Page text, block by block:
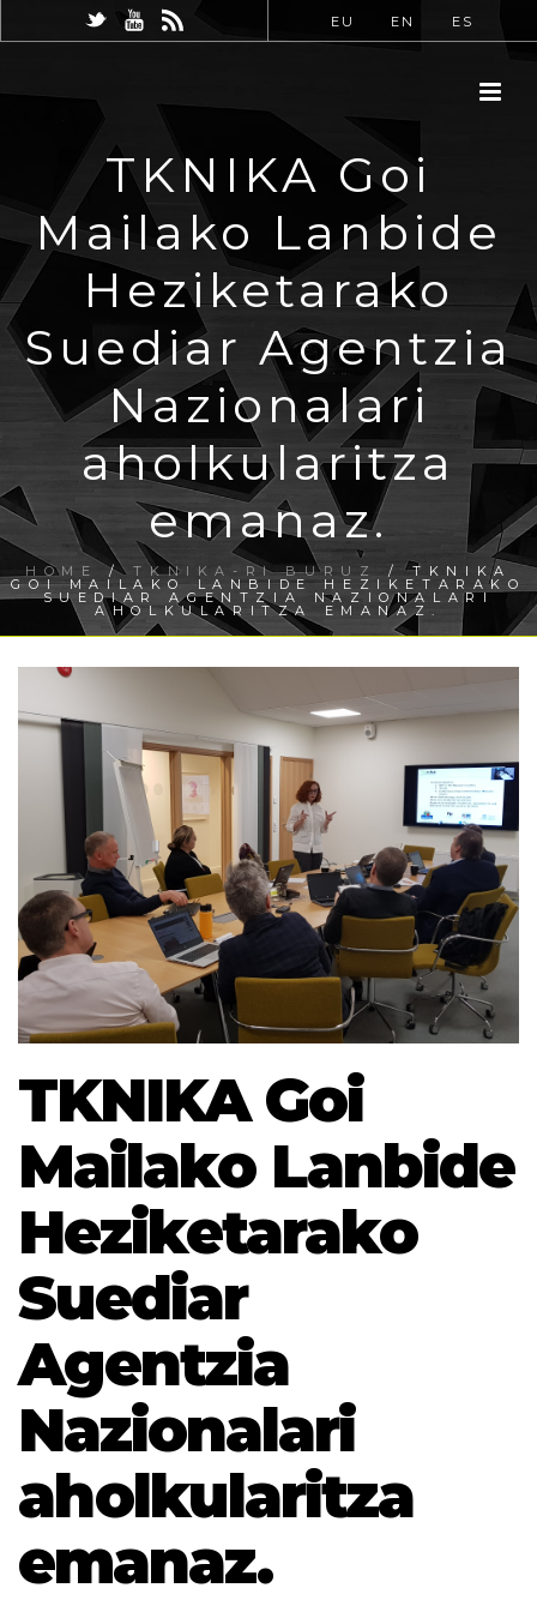
EU EN ES
TKNIKA Goi
Mailako Lanbide
Heziketarako
Suediar Agentzia
Nazionalari
aholkularitza
emanaz.
HOME /TKNIKA-RI BURUZ / TKNIKA
GOI MAILAKO LANBIDE HEZIKETARAKO
SUEDIAR AGENTZIA NAZIONALARI
AHOLKULARITZA EMANAZ.
TKNIKA Goi
Mailako Lanbide
Heziketarako
Suediar
Agentzia
Nazionalari
aholkularitza
emanaz.